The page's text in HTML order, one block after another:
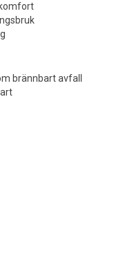
brännbart avfall